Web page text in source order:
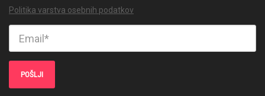
Politika varstva osebnih podatkov